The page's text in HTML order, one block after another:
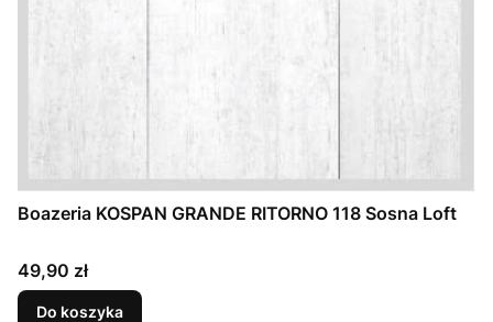
Boazeria KOSPAN GRANDE RITORNO 118 Sosna Loft
Cena
49,90 zł
Do koszyka